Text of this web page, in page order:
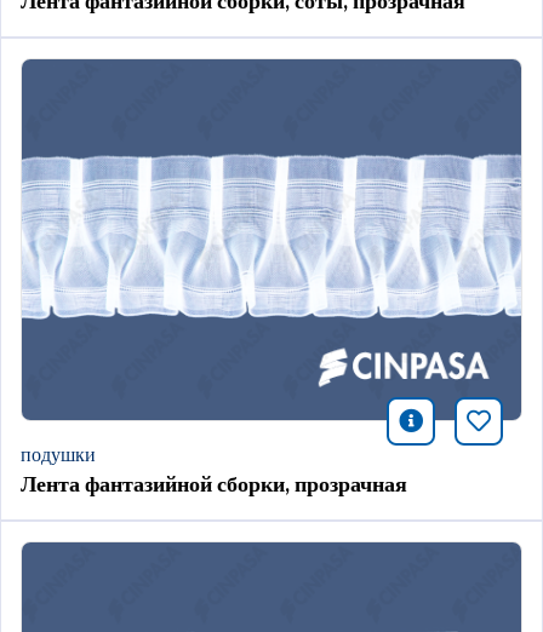
icono
подушки
Лента фантазийной сборки, прозрачная